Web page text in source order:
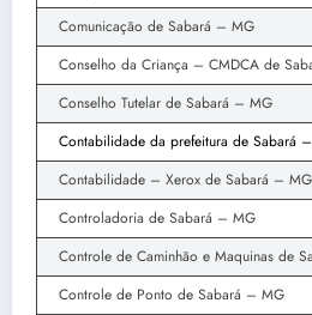
Comunicação de Sabará – MG
Conselho da Criança – CMDCA de
Conselho Tutelar de Sabará – MG
Contabilidade da prefeitura de Sabará
Contabilidade – Xerox de Sabará – MG
Controladoria de Sabará – MG
Controle de Caminhão e Maquinas de
Controle de Ponto de Sabará – MG